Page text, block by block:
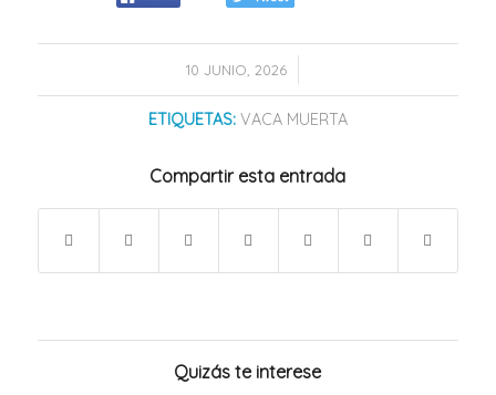
10 JUNIO, 2026
/
ETIQUETAS: VACA MUERTA
Compartir esta entrada
Quizás te interese